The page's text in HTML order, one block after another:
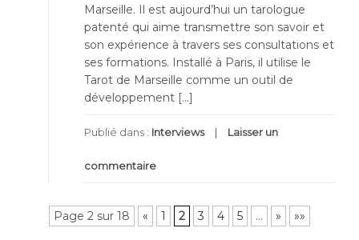
Marseille. Il est aujourd’hui un tarologue
patenté qui aime transmettre son savoir et
son expérience à travers ses consultations et
ses formations. Installé à Paris, il utilise le
Tarot de Marseille comme un outil de
développement […]
Publié dans : Interviews Laisser un
commentaire
Page 2 sur 18 « 1 2 3 4 5 … » »»